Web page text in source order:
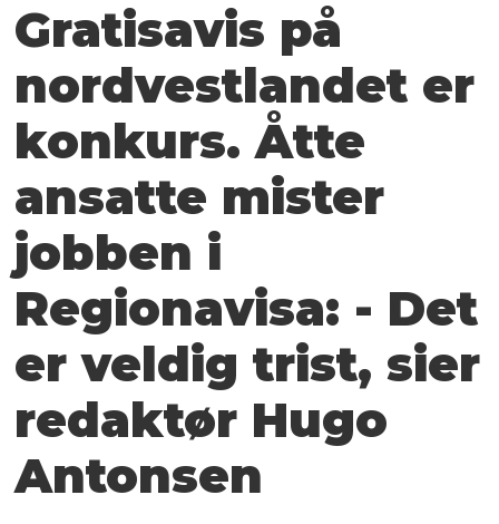
Gratisavis på
nord­vestlandet er
konkurs. Åtte
ansatte mister
jobben i
Regionavisa: - Det
er veldig trist, sier
redaktør Hugo
Antonsen